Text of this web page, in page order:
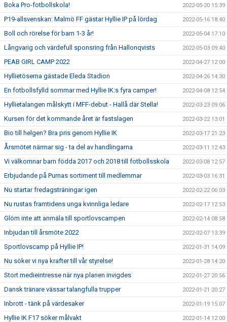
Boka Pro-fotbollskola! 2022-05-20 15:39
P19-allsvenskan: Malmö FF gästar Hyllie IP på lördag 2022-05-16 18:40
Boll och rörelse för barn 1-3 år! 2022-05-04 17:10
Långvarig och värdefull sponsring från Hallonqvists 2022-05-03 09:40
PEAB GIRL CAMP 2022 2022-04-27 12:00
Hyllietöserna gästade Eleda Stadion 2022-04-26 14:30
En fotbollsfylld sommar med Hyllie IK:s fyra camper! 2022-04-08 12:54
Hyllietalangen målskytt i MFF-debut - Hallå där Stella! 2022-03-23 09:06
Kursen för det kommande året är fastslagen 2022-03-22 13:01
Bio till helgen? Bra pris genom Hyllie IK 2022-03-17 21:23
Årsmötet närmar sig - ta del av handlingarna 2022-03-11 12:43
Vi välkomnar barn födda 2017 och 2018 till fotbollsskola 2022-03-08 12:57
Erbjudande på Pumas sortiment till medlemmar 2022-03-03 16:31
Nu startar fredagsträningar igen 2022-02-22 06:03
Nu rustas framtidens unga kvinnliga ledare 2022-02-17 12:53
Glöm inte att anmäla till sportlovscampen 2022-02-14 08:58
Inbjudan till årsmöte 2022 2022-02-07 13:39
Sportlovscamp på Hyllie IP! 2022-01-31 14:09
Nu söker vi nya krafter till vår styrelse! 2022-01-28 14:20
Stort medieintresse när nya planen invigdes 2022-01-27 20:56
Dansk tränare vässar talangfulla trupper 2022-01-21 20:27
Inbrott - tänk på värdesaker 2022-01-19 15:07
Hyllie IK F17 söker målvakt 2022-01-14 12:00